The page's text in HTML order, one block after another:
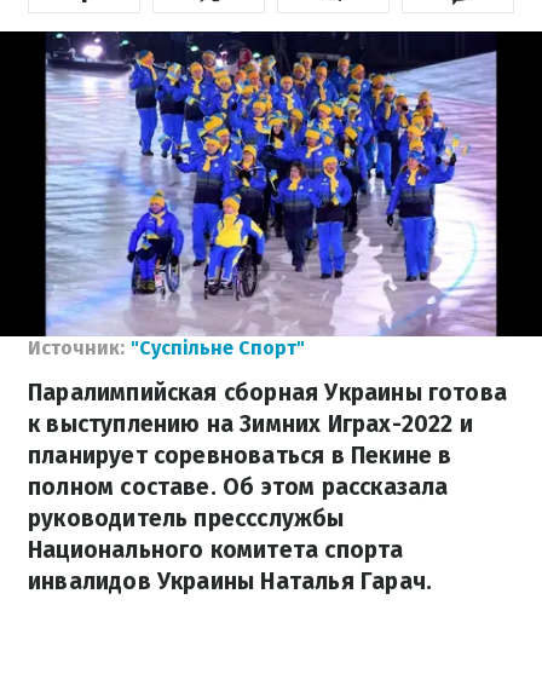
Источник: "Суспільне Спорт"
Паралимпийская сборная Украины готова
к выступлению на Зимних Играх-2022 и
планирует соревноваться в Пекине в
полном составе. Об этом рассказала
руководитель прессслужбы
Национального комитета спорта
инвалидов Украины Наталья Гарач.